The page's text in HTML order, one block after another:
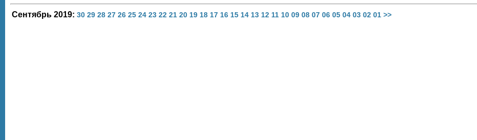
Сентябрь 2019: 30 29 28 27 26 25 24 23 22 21 20 19 18 17 16 15 14 13 12 11 10 09 08 07 06 05 04 03 02 01 >>